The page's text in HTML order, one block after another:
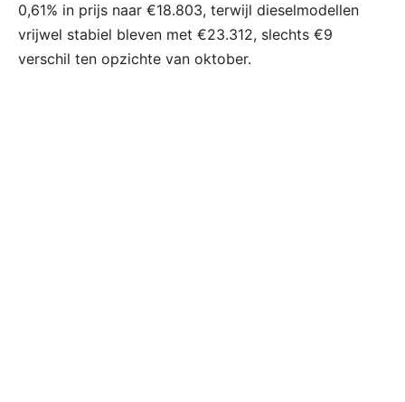
0,61% in prijs naar €18.803, terwijl dieselmodellen
vrijwel stabiel bleven met €23.312, slechts €9
verschil ten opzichte van oktober.